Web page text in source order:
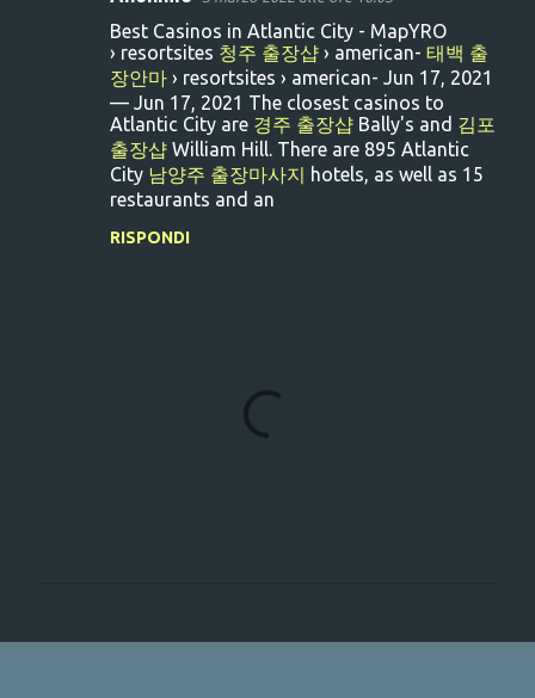
Best Casinos in Atlantic City - MapYRO
› resortsites 청주 출장샵 › american- 태백 출
장안마 › resortsites › american- Jun 17, 2021
— Jun 17, 2021 The closest casinos to
Atlantic City are 경주 출장샵 Bally's and 김포
출장샵 William Hill. There are 895 Atlantic
City 남양주 출장마사지 hotels, as well as 15
restaurants and an
RISPONDI
o